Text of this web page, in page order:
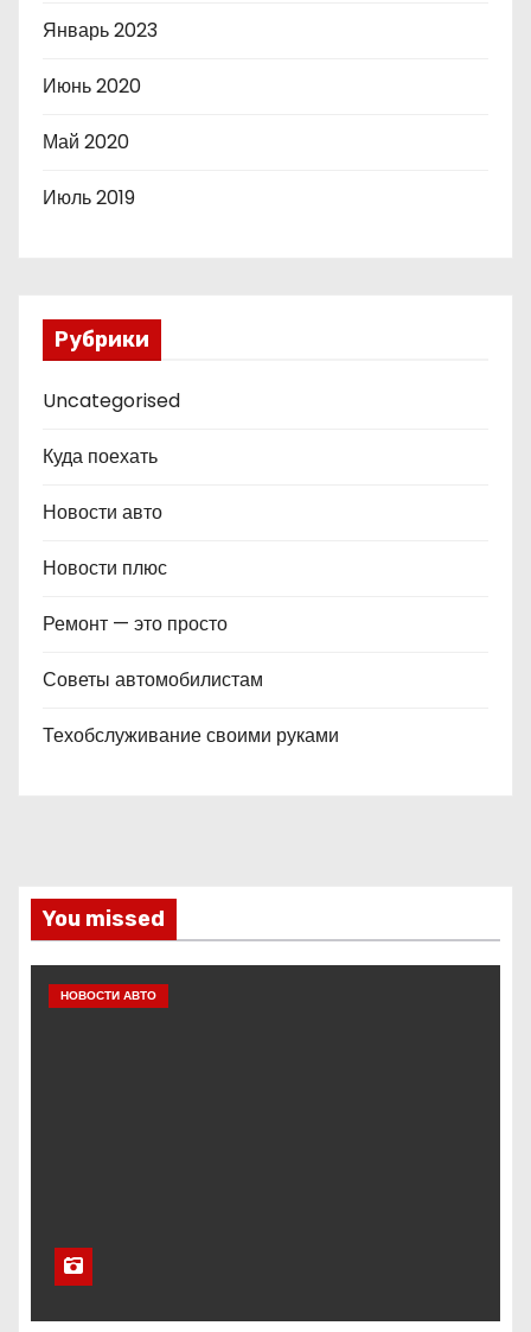
Январь 2023
Июнь 2020
Май 2020
Июль 2019
Рубрики
Uncategorised
Куда поехать
Новости авто
Новости плюс
Ремонт — это просто
Советы автомобилистам
Техобслуживание своими руками
You missed
НОВОСТИ АВТО